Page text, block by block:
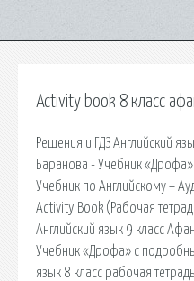
Activity book 8 класс
Решения и ГДЗ Английский
Баранова - Учебник
Учебник по Английскому +
Activity Book (Рабочая
Английский язык 9 класс
Учебник «Дрофа» с
язык 8 класс рабочая